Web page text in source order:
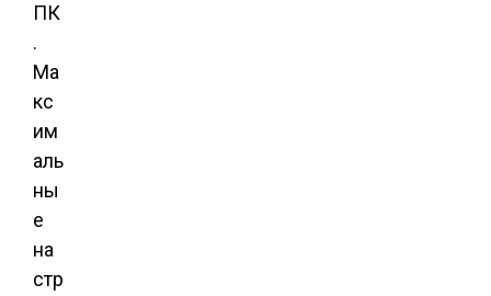
ПК
.
Ма
кс
им
аль
ны
е
на
стр